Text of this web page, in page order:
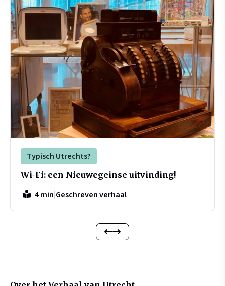
Typisch Utrechts?
Wi-Fi: een Nieuwegeinse uitvinding!
4 min|Geschreven verhaal